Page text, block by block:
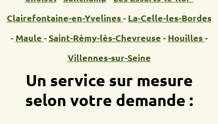
Clairefontaine-en-Yvelines - La-Celle-les-Bordes
- Maule -Saint-Rémy-lès-Chevreuse - Houilles -
Villennes-sur-Seine
Un service sur mesure
selon votre demande :